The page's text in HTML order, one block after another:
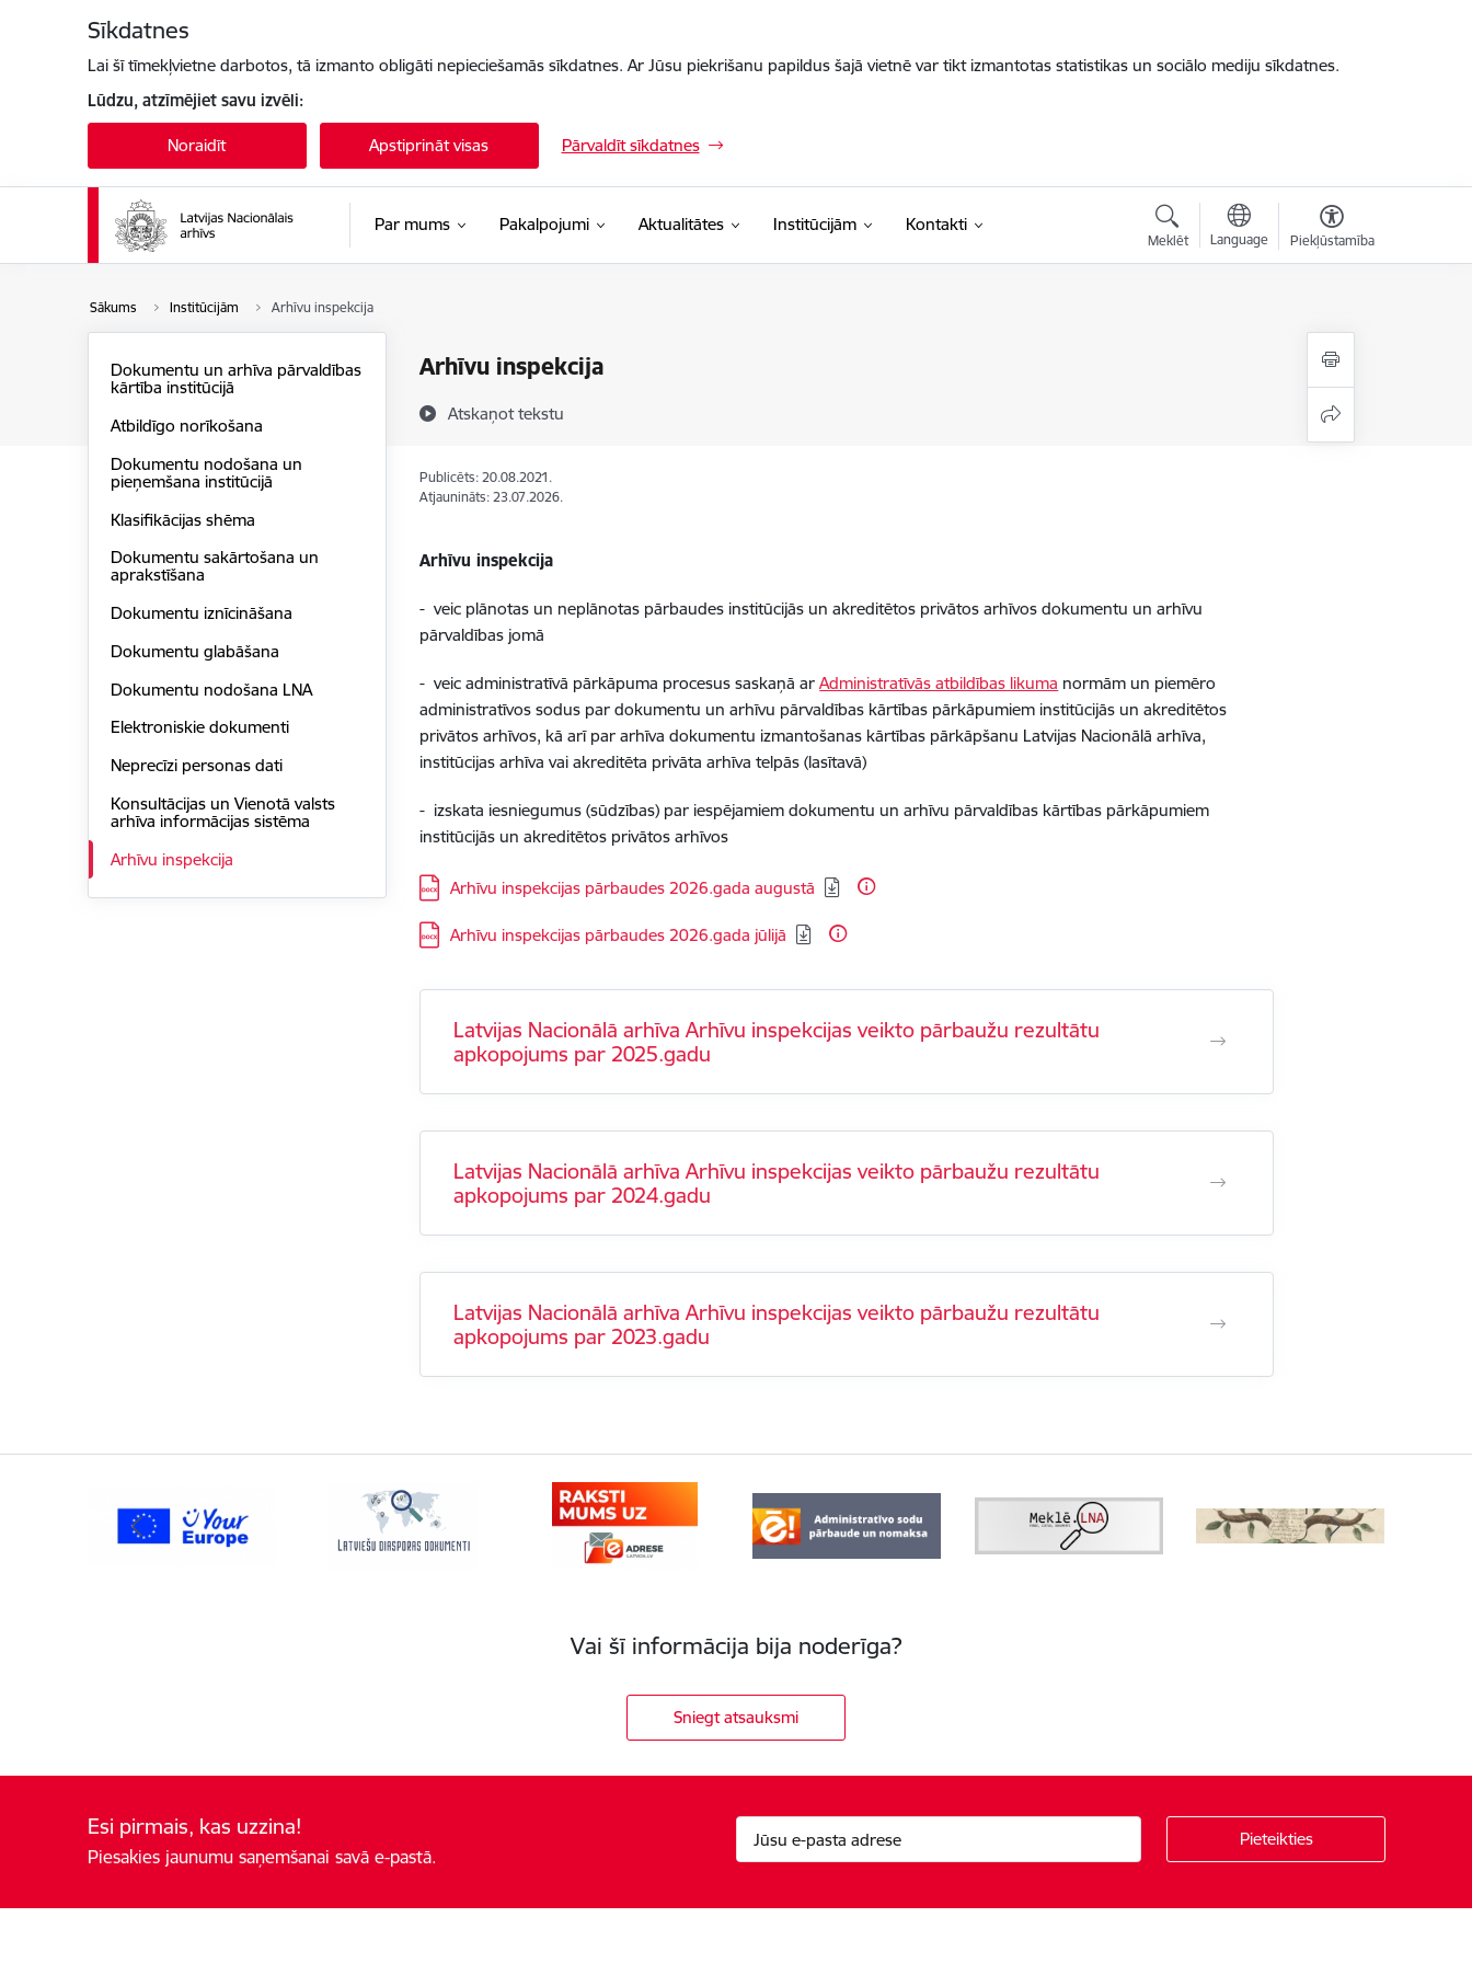
Sīkdatnes
Lai šī tīmekļvietne darbotos, tā izmanto obligāti nepieciešamās sīkdatnes. Ar Jūsu piekrišanu papildus šajā vietnē var tikt izmantotas statistikas un sociālo mediju sīkdatnes.
Lūdzu, atzīmējiet savu izvēli:
Noraidīt Apstiprināt visas Pārvaldīt sīkdatnes
Par mums Pakalpojumi Aktualitātes Institūcijām Kontakti
Meklēt Language Piekļūstamība
Sākums Institūcijām Arhīvu inspekcija
Arhīvu inspekcija
Atskaņot tekstu
Dokumentu un arhīva pārvaldības
kārtība institūcijā
Atbildīgo norīkošana
Dokumentu nodošana un
pieņemšana institūcijā
Klasifikācijas shēma
Dokumentu sakārtošana un
aprakstīšana
Dokumentu iznīcināšana
Dokumentu glabāšana
Dokumentu nodošana LNA
Elektroniskie dokumenti
Neprecīzi personas dati
Konsultācijas un Vienotā valsts
arhīva informācijas sistēma
Arhīvu inspekcija
Publicēts: 20.08.2021.
Atjaunināts: 23.07.2026.
Arhīvu inspekcija
- veic plānotas un neplānotas pārbaudes institūcijās un akreditētos privātos arhīvos dokumentu un arhīvu
pārvaldības jomā
- veic administratīvā pārkāpuma procesus saskaņā arAdministratīvās atbildības likuma normām un piemēro
administratīvos sodus par dokumentu un arhīvu pārvaldības kārtības pārkāpumiem institūcijās un akreditētos
privātos arhīvos, kā arī par arhīva dokumentu izmantošanas kārtības pārkāpšanu Latvijas Nacionālā arhīva,
institūcijas arhīva vai akreditēta privāta arhīva telpās (lasītavā)
- izskata iesniegumus (sūdzības) par iespējamiem dokumentu un arhīvu pārvaldības kārtības pārkāpumiem
institūcijās un akreditētos privātos arhīvos
Lejupielādēt:
Arhīvu inspekcijas pārbaudes 2026.gada augustā
Lejupielādēt:
Arhīvu inspekcijas pārbaudes 2026.gada jūlijā
Latvijas Nacionālā arhīva Arhīvu inspekcijas veikto pārbaužu rezultātu
apkopojums par 2025.gadu
Latvijas Nacionālā arhīva Arhīvu inspekcijas veikto pārbaužu rezultātu
apkopojums par 2024.gadu
Latvijas Nacionālā arhīva Arhīvu inspekcijas veikto pārbaužu rezultātu
apkopojums par 2023.gadu
Vai šī informācija bija noderīga?
Sniegt atsauksmi
Esi pirmais, kas uzzina!
Piesakies jaunumu saņemšanai savā e-pastā.